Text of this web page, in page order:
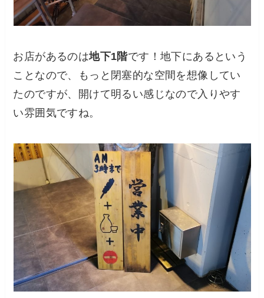
お店があるのは地下1階です！地下にあるという
ことなので、もっと閉塞的な空間を想像してい
たのですが、開けて明るい感じなので入りやす
い雰囲気ですね。